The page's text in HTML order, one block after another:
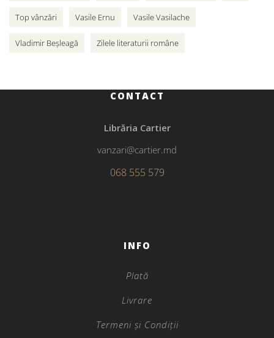
Top vânzări Vasile Ernu Vasile Vasilache
Vladimir Beșleagă Zilele literaturii române
CONTACT
Librăria Cartier
vanzari@cartier.md
068 555 579
INFO
Plată
Livrare
Termeni și Condiții